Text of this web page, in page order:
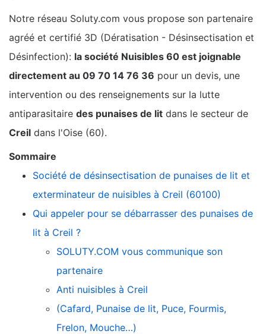
Notre réseau Soluty.com vous propose son partenaire
agréé et certifié 3D (Dératisation - Désinsectisation et
Désinfection): la société Nuisibles 60 est joignable
directement au 09 70 14 76 36 pour un devis, une
intervention ou des renseignements sur la lutte
antiparasitaire des punaises de lit dans le secteur de
Creil dans l'Oise (60).
Sommaire
Société de désinsectisation de punaises de lit et
exterminateur de nuisibles à Creil (60100)
Qui appeler pour se débarrasser des punaises de
lit à Creil ?
SOLUTY.COM vous communique son
partenaire
Anti nuisibles à Creil
(Cafard, Punaise de lit, Puce, Fourmis,
Frelon, Mouche…)